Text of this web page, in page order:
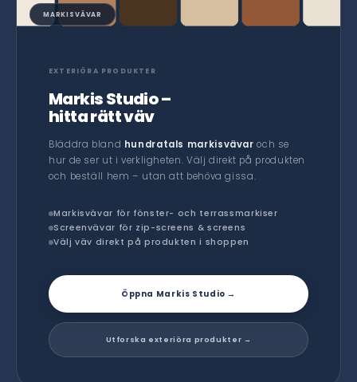
MARKISVÄVAR
EXTERIÖRA PRODUKTER
Markis Studio –
hitta rätt väv
Bläddra bland hundratals markisvävar och se
hur de ser ut i verkligheten. Välj direkt på produkten
och beställ hem – utan att behöva gissa.
Markisvävar för fönster- och terrassmarkiser
Screenvävar för zip-screens & screens
Välj väv direkt på produkten i shoppen
Öppna Markis Studio →
Utforska exteriöra produkter →